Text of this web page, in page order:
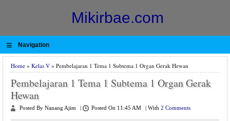
Mikirbae.com
≡ Navigation
Home » Kelas V » Pembelajaran 1 Tema 1 Subtema 1 Organ Gerak Hewan
Pembelajaran 1 Tema 1 Subtema 1 Organ Gerak
Hewan
Posted By Nanang Ajim Posted On 11:45 AM With 2 Comments